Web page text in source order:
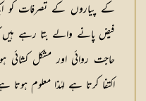
کے پیاروں کے تصرفات کو
فیض پانے والے بتا رہے ہیں
حاجت روائی اور مشکل کشائی
اکتفا کرتا ہے لہٰذا معلوم